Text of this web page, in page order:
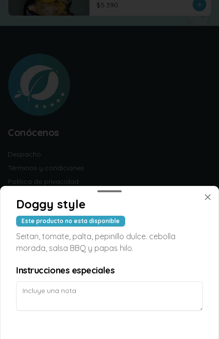
$5.390
Conócenos
Despacho
Términos y condiciones
Política de privacidad
Redes sociales
Instagram
Facebook
Pedir
Iniciar sesión
Doggy style
Este producto no esta disponible
Seitan, tomate, palta, pepinillo dulce. cebolla
morada, salsa BBQ y papas hilo.
Instrucciones especiales